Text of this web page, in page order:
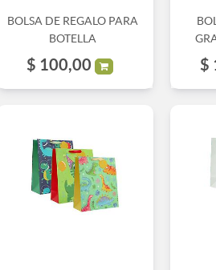
BOLSA DE REGALO PARA
BOTELLA
$ 100,00 $